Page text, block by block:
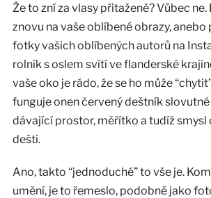
Že to zní za vlasy přitaženě? Vůbec
znovu na vaše oblíbené obrazy,
fotky vašich oblíbených autorů na
rolník s oslem svítí ve flanderské
vaše oko je rádo, že se ho může
funguje onen červený deštník
dávající prostor, měřítko a tudíž smysl
dešti.
Ano, takto “jednoduché” to vše je.
umění, je to řemeslo, podobně jako